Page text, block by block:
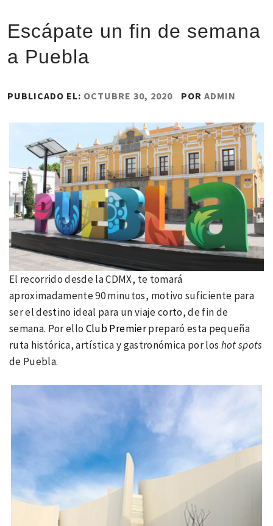
Escápate un fin de semana
a Puebla
PUBLICADO EL: OCTUBRE 30, 2020 POR ADMIN
El recorrido desde la CDMX, te tomará
aproximadamente 90 minutos, motivo suficiente para
ser el destino ideal para un viaje corto, de fin de
semana. Por ello ClubPremierpreparó esta pequeña
ruta histórica, artística y gastronómica por los hot spots
de Puebla.